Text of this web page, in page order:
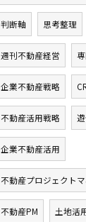
判断軸 思考整理
週刊不動産経営
企業不動産戦略
不動産活用戦略
企業不動産活用
不動産プロジェクト
不動産PM 土地活